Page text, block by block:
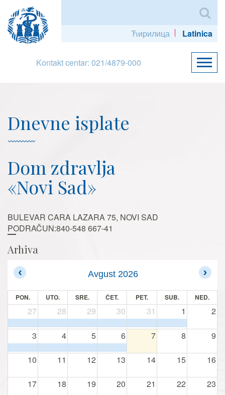
Ћирилица Latinica
Kontakt centar: 021/4879-000
Dnevne isplate
Dom zdravlja
«Novi Sad»
BULEVAR CARA LAZARA 75, NOVI SAD
PODRAČUN:840-548 667-41
Arhiva
Avgust 2026
PON. UTO. SRE. ČET. PET. SUB. NED.
27 28 29 30 31 1 2
3 4 5 6 7 8 9
10 11 12 13 14 15 16
17 18 19 20 21 22 23